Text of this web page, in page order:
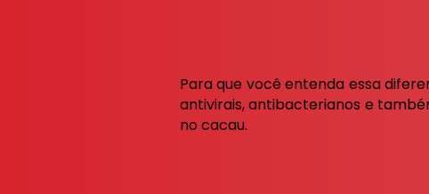
Para que você entenda essa
antivirais, antibacterianos e
no cacau.